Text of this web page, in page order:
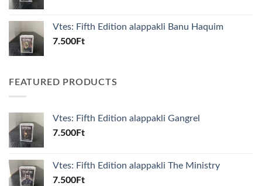
Vtes: Fifth Edition alappakli Banu Haquim
7.500Ft
FEATURED PRODUCTS
Vtes: Fifth Edition alappakli Gangrel
7.500Ft
Vtes: Fifth Edition alappakli The Ministry
7.500Ft